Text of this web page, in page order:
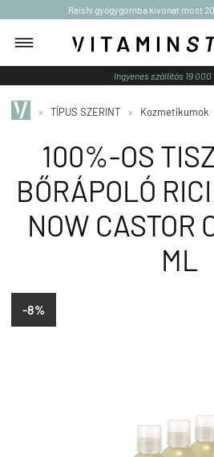
Reishi gyógygomba kivonat most
Ingyenes szállítás 19
» TÍPUS SZERINT » Kozmetikumok
100%-OS
BŐRÁPOLÓ
NOW CASTOR
ML
-8%